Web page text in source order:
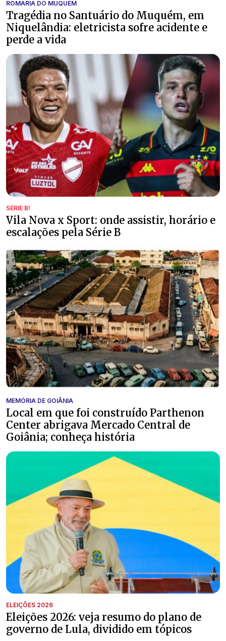
ROMARIA DO MUQUÉM
Tragédia no Santuário do Muquém, em
Niquelândia: eletricista sofre acidente e
perde a vida
SÉRIE B!
Vila Nova x Sport: onde assistir, horário e
escalações pela Série B
MEMÓRIA DE GOIÂNIA
Local em que foi construído Parthenon
Center abrigava Mercado Central de
Goiânia; conheça história
ELEIÇÕES 2026
Eleições 2026: veja resumo do plano de
governo de Lula, dividido em tópicos